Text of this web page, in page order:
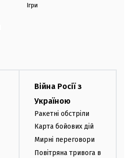
Ігри
Війна Росії з
Україною
Ракетні обстріли
Карта бойових дій
Мирні переговори
Повітряна тривога в